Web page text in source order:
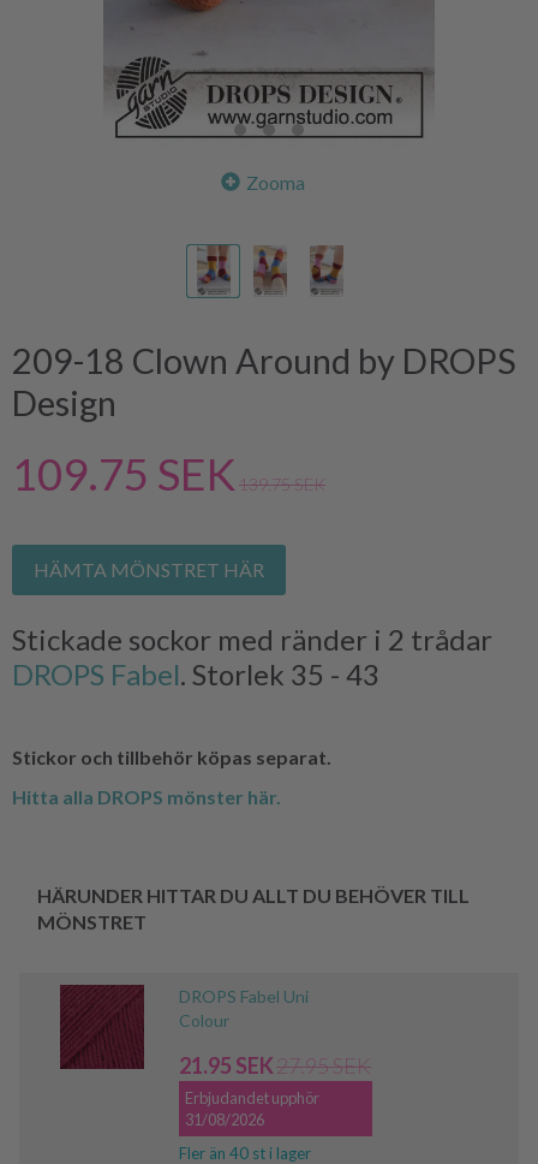
Zooma
209-18 Clown Around by DROPS
Design
109.75 SEK 139.75 SEK
HÄMTA MÖNSTRET HÄR
Stickade sockor med ränder i 2 trådar
DROPS Fabel. Storlek 35 - 43
Stickor och tillbehör köpas separat.
Hitta alla DROPS mönster här.
HÄRUNDER HITTAR DU ALLT DU BEHÖVER TILL
MÖNSTRET
DROPS Fabel Uni
Colour
21.95 SEK27.95 SEK
Erbjudandet upphör
31/08/2026
Fler än 40 st i lager